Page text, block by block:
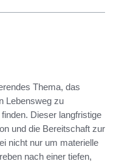
Thema, das
Lebensweg zu
Dieser langfristige
und die Bereitschaft zur
nicht nur um materielle
nach einer tiefen,